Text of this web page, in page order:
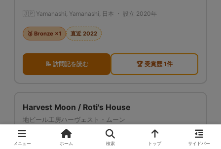
🇯🇵 Yamanashi, Yamanashi, 日本 ・ 設立 2020年
🥉 Bronze ×1 直近 2022
📝 訪問記を読む 🏆 受賞歴 1件
Harvest Moon / Roti's House
地ビール工房ハーヴェスト・ムーン
🇯🇵 Urayasu, Chiba, 日本 ・ 設立 2000年
メニュー ホーム 検索 トップ サイドバー